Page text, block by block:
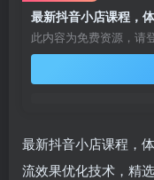
此内容为免费资源，请
最新抖音小店课程，
流效果优化技术，精